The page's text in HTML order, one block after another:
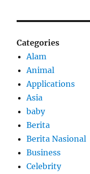
Categories
Alam
Animal
Applications
Asia
baby
Berita
Berita Nasional
Business
Celebrity